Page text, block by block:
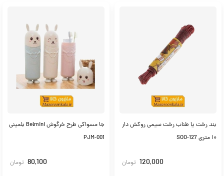
بند رخت یا طناب رخت سیمی روکش دار
۱۰ متری SOO-127
120,000 تومان
جا مسواکی طرح خرگوش Belmini بلمینی
PJM-001
80,100 تومان